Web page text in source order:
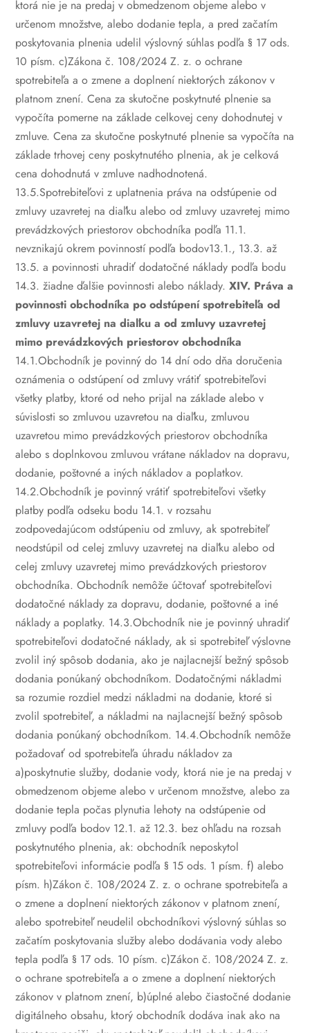
ktorá nie je na predaj v obmedzenom objeme alebo v
určenom množstve, alebo dodanie tepla, a pred začatím
poskytovania plnenia udelil výslovný súhlas podľa § 17 ods.
10 písm. c)Zákona č. 108/2024 Z. z. o ochrane
spotrebiteľa a o zmene a doplnení niektorých zákonov v
platnom znení. Cena za skutočne poskytnuté plnenie sa
vypočíta pomerne na základe celkovej ceny dohodnutej v
zmluve. Cena za skutočne poskytnuté plnenie sa vypočíta na
základe trhovej ceny poskytnutého plnenia, ak je celková
cena dohodnutá v zmluve nadhodnotená.
13.5.Spotrebiteľovi z uplatnenia práva na odstúpenie od
zmluvy uzavretej na diaľku alebo od zmluvy uzavretej mimo
prevádzkových priestorov obchodníka podľa 11.1.
nevznikajú okrem povinností podľa bodov13.1., 13.3. až
13.5. a povinnosti uhradiť dodatočné náklady podľa bodu
14.3. žiadne ďalšie povinnosti alebo náklady. XIV. Práva a
povinnosti obchodníka po odstúpení spotrebiteľa od
zmluvy uzavretej na diaľku a od zmluvy uzavretej
mimo prevádzkových priestorov obchodníka
14.1.Obchodník je povinný do 14 dní odo dňa doručenia
oznámenia o odstúpení od zmluvy vrátiť spotrebiteľovi
všetky platby, ktoré od neho prijal na základe alebo v
súvislosti so zmluvou uzavretou na diaľku, zmluvou
uzavretou mimo prevádzkových priestorov obchodníka
alebo s doplnkovou zmluvou vrátane nákladov na dopravu,
dodanie, poštovné a iných nákladov a poplatkov.
14.2.Obchodník je povinný vrátiť spotrebiteľovi všetky
platby podľa odseku bodu 14.1. v rozsahu
zodpovedajúcom odstúpeniu od zmluvy, ak spotrebiteľ
neodstúpil od celej zmluvy uzavretej na diaľku alebo od
celej zmluvy uzavretej mimo prevádzkových priestorov
obchodníka. Obchodník nemôže účtovať spotrebiteľovi
dodatočné náklady za dopravu, dodanie, poštovné a iné
náklady a poplatky. 14.3.Obchodník nie je povinný uhradiť
spotrebiteľovi dodatočné náklady, ak si spotrebiteľ výslovne
zvolil iný spôsob dodania, ako je najlacnejší bežný spôsob
dodania ponúkaný obchodníkom. Dodatočnými nákladmi
sa rozumie rozdiel medzi nákladmi na dodanie, ktoré si
zvolil spotrebiteľ, a nákladmi na najlacnejší bežný spôsob
dodania ponúkaný obchodníkom. 14.4.Obchodník nemôže
požadovať od spotrebiteľa úhradu nákladov za
a)poskytnutie služby, dodanie vody, ktorá nie je na predaj v
obmedzenom objeme alebo v určenom množstve, alebo za
dodanie tepla počas plynutia lehoty na odstúpenie od
zmluvy podľa bodov 12.1. až 12.3. bez ohľadu na rozsah
poskytnutého plnenia, ak: obchodník neposkytol
spotrebiteľovi informácie podľa § 15 ods. 1 písm. f) alebo
písm. h)Zákon č. 108/2024 Z. z. o ochrane spotrebiteľa a
o zmene a doplnení niektorých zákonov v platnom znení,
alebo spotrebiteľ neudelil obchodníkovi výslovný súhlas so
začatím poskytovania služby alebo dodávania vody alebo
tepla podľa § 17 ods. 10 písm. c)Zákon č. 108/2024 Z. z.
o ochrane spotrebiteľa a o zmene a doplnení niektorých
zákonov v platnom znení, b)úplné alebo čiastočné dodanie
digitálneho obsahu, ktorý obchodník dodáva inak ako na